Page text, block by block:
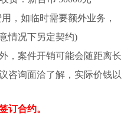
，如临时需要额外业务，
情况下另定契约)
，案件开销可能会随距离长
咨询面洽了解，实际价钱以
订合约。